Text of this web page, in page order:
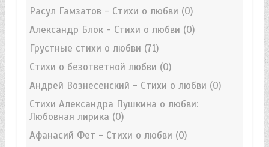
Расул Гамзатов - Стихи о любви (0)
Александр Блок - Стихи о любви (0)
Грустные стихи о любви (71)
Стихи о безответной любви (0)
Андрей Вознесенский - Стихи о любви (0)
Стихи Александра Пушкина о любви:
Любовная лирика (0)
Афанасий Фет - Стихи о любви (0)